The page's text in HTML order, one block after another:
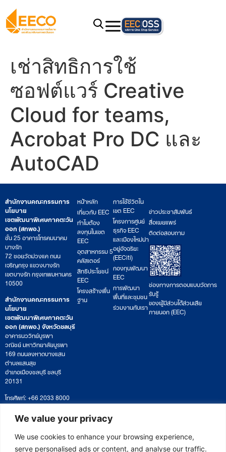
We value your privacy
We use cookies to enhance your browsing experience,
serve personalised ads or content, and analyse our traffic.
เช่าสิทธิการใช้
ซอฟต์แวร์ Creative
Cloud for teams,
Acrobat Pro DC และ
AutoCAD
สำนักงานคณะกรรมการ
นโยบาย
เขตพัฒนาพิเศษภาคตะวัน
ออก (สกพอ.)
ชั้น 25 อาคารโทรคมนาคม
บางรัก
72 ซอยวัดม่วงแค ถนน
เจริญกรุง แขวงบางรัก
เขตบางรัก กรุงเทพมหานคร
10500
สำนักงานคณะกรรมการ
นโยบาย
เขตพัฒนาพิเศษภาคตะวัน
ออก (สกพอ.) จังหวัดชลบุรี
อาคารนววิทย์บูรพา
วณิชย์ มหาวิทยาลัยบูรพา
169 ถนนลงหาดบางแสน
ตำบลแสนสุข
อำเภอเมืองชลบุรี ชลบุรี
20131
โทรศัพท์: +66 2033 8000
เวลาทำการ: จันทร์ – ศุกร์
09:00 – 17:00 น.
ติดตามหนังสือหรือยื่นเอกสาร
saraban@eeco.or.th
หน้าหลัก
เกี่ยวกับ EEC
ทำไมต้อง
ลงทุนในเขต
EEC
อุตสาหกรรม 5
คลัสเตอร์
สิทธิประโยชน์
EEC
โครงสร้างพื้น
ฐาน
การใช้ชีวิตใน
เขต EEC
โครงการศูนย์
ธุรกิจ EEC
และเมืองใหม่น่า
อยู่อัจฉริยะ
(EECiti)
กองทุนพัฒนา
EEC
การพัฒนา
พื้นที่และชุมชน
ร่วมงานกับเรา
ข่าวประชาสัมพันธ์
สื่อเผยแพร่
ติดต่อสอบถาม
ช่องทางการตอบแบบวัดการ
รับรู้
ของผู้มีส่วนได้ส่วนเสีย
ภายนอก (EEC)